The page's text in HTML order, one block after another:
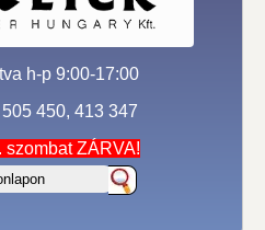
h-p 9:00-17:00
450, 413 347
szombat ZÁRVA!